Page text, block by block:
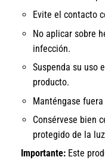
Evite el contacto
No aplicar sobre
infección.
Suspenda su uso
producto.
Manténgase
Consérvese bien
protegido de la
Importante: Este